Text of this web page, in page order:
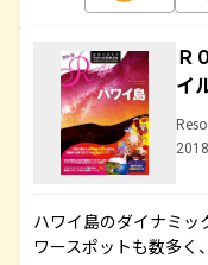
Ｒ
イ
ハワイ島のダイナミッ
ワースポットも数多く